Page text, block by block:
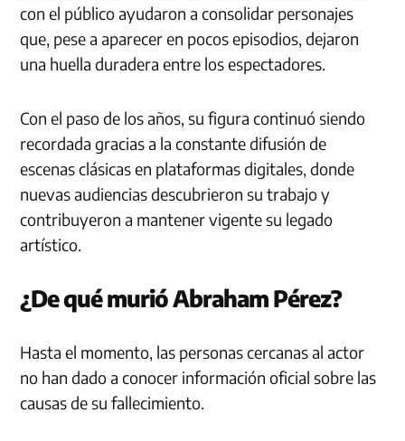
con el público ayudaron a consolidar personajes
que, pese a aparecer en pocos episodios, dejaron
una huella duradera entre los espectadores.
Con el paso de los años, su figura continuó siendo
recordada gracias a la constante difusión de
escenas clásicas en plataformas digitales, donde
nuevas audiencias descubrieron su trabajo y
contribuyeron a mantener vigente su legado
artístico.
¿De qué murió Abraham Pérez?
Hasta el momento, las personas cercanas al actor
no han dado a conocer información oficial sobre las
causas de su fallecimiento.